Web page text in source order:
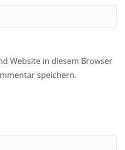
Website in diesem Browser
speichern.